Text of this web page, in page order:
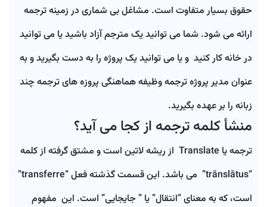
حقوق بسیار متفاوت است. مشاغل بی شماری در زمینه ترجمه
ارائه می شود. شما می توانید یک مترجم آزاد باشید یا می توانید
در خانه کار کنید و یا می توانید یک پروژه را به دست بگیرید و به
عنوان مدیر پروژه ترجمه وظیفه هماهنگی پروزه های ترجمه چند
زبانه را بر عهده بگیرید.
منشأ کلمه ترجمه از کجا می آید؟
ترجمه یا Translate از ریشه لاتین است و مشتق گرفته از کلمه
“trānslātus” می باشد. این قسمت گذشته فعل “transferre”
است، که به معنای “انتقال” یا ” جایجایی” است. این مفهوم